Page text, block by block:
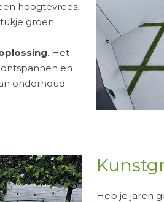
hoogtevrees.
groen.
. Het
en
onderhoud.
Heb je jaren